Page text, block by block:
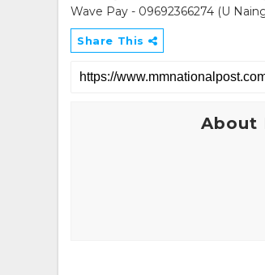
Wave Pay - 09692366274 (U
Share This
About